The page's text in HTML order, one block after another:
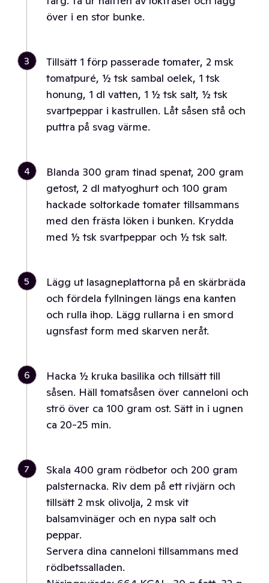
över i en stor bunke.
3
Tillsätt 1 förp passerade tomater, 2 msk
tomatpuré, ½ tsk sambal oelek, 1 tsk
honung, 1 dl vatten, 1 ½ tsk salt, ½ tsk
svartpeppar i kastrullen. Låt såsen stå och
puttra på svag värme.
4
Blanda 300 gram tinad spenat, 200 gram
getost, 2 dl matyoghurt och 100 gram
hackade soltorkade tomater tillsammans
med den frästa löken i bunken. Krydda
med ½ tsk svartpeppar och ½ tsk salt.
5
Lägg ut lasagneplattorna på en skärbräda
och fördela fyllningen längs ena kanten
och rulla ihop. Lägg rullarna i en smord
ugnsfast form med skarven neråt.
6
Hacka ½ kruka basilika och tillsätt till
såsen. Häll tomatsåsen över canneloni och
strö över ca 100 gram ost. Sätt in i ugnen
ca 20-25 min.
7
Skala 400 gram rödbetor och 200 gram
palsternacka. Riv dem på ett rivjärn och
tillsätt 2 msk olivolja, 2 msk vit
balsamvinäger och en nypa salt och
peppar.
Servera dina canneloni tillsammans med
rödbetssalladen.